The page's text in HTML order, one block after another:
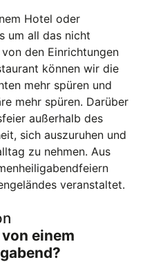
Hotel oder
um all das nicht
den Einrichtungen
können wir die
mehr spüren und
mehr spüren. Darüber
außerhalb des
sich auszuruhen und
zu nehmen. Aus
veranstaltet.
einem